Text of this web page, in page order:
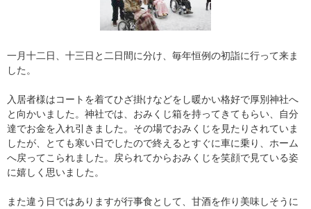
一月十二日、十三日と二日間に分け、毎年恒例の初詣に行って来ま
した。
入居者様はコートを着てひざ掛けなどをし暖かい格好で厚別神社へ
と向かいました。神社では、おみくじ箱を持ってきてもらい、自分
達でお金を入れ引きました。その場でおみくじを見たりされていま
したが、とても寒い日でしたので終えるとすぐに車に乗り、ホーム
へ戻ってこられました。戻られてからおみくじを笑顔で見ている姿
に嬉しく思いました。
また違う日ではありますが行事食として、甘酒を作り美味しそうに